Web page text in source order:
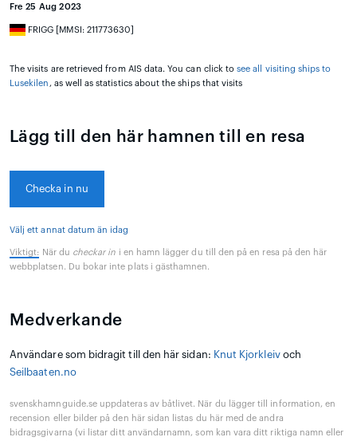
Fre 25 Aug 2023
FRIGG [MMSI: 211773630]
The visits are retrieved from AIS data. You can click tosee all visiting ships to
Lusekilen , as well as statistics about the ships that visits
Lägg till den här hamnen till en resa
Checka in nu
Välj ett annat datum än idag
Viktigt: När du checkar in i en hamn lägger du till den på en resa på den här
webbplatsen. Du bokar inte plats i gästhamnen.
Medverkande
Användare som bidragit till den här sidan: Knut Kjorkleivoch
Seilbaaten.no
svenskhamnguide.se uppdateras av båtlivet. När du lägger till information, en
recension eller bilder på den här sidan listas du här med de andra
bidragsgivarna (vi listar ditt användarnamn, som kan vara ditt riktiga namn eller